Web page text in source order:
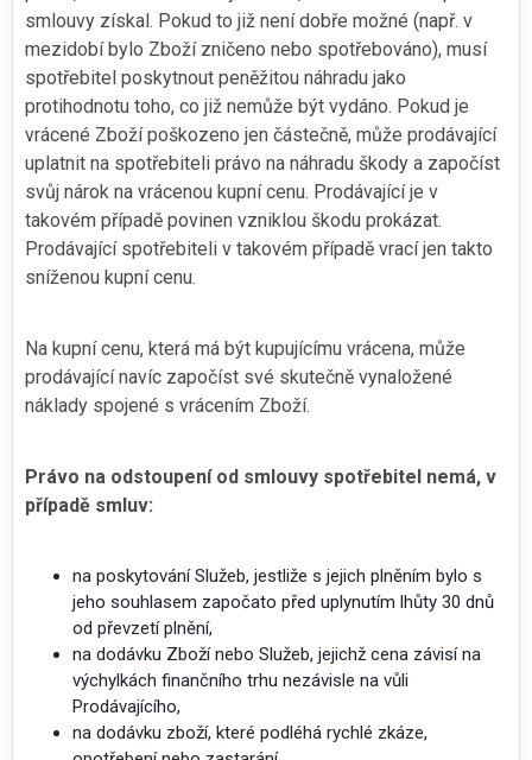
smlouvy získal. Pokud to již není dobře možné (např. v
mezidobí bylo Zboží zničeno nebo spotřebováno), musí
spotřebitel poskytnout peněžitou náhradu jako
protihodnotu toho, co již nemůže být vydáno. Pokud je
vrácené Zboží poškozeno jen částečně, může prodávající
uplatnit na spotřebiteli právo na náhradu škody a započíst
svůj nárok na vrácenou kupní cenu. Prodávající je v
takovém případě povinen vzniklou škodu prokázat.
Prodávající spotřebiteli v takovém případě vrací jen takto
sníženou kupní cenu.
Na kupní cenu, která má být kupujícímu vrácena, může
prodávající navíc započíst své skutečně vynaložené
náklady spojené s vrácením Zboží.
Právo na odstoupení od smlouvy spotřebitel nemá, v
případě smluv:
na poskytování Služeb, jestliže s jejich plněním bylo s
jeho souhlasem započato před uplynutím lhůty 30 dnů
od převzetí plnění,
na dodávku Zboží nebo Služeb, jejichž cena závisí na
výchylkách finančního trhu nezávisle na vůli
Prodávajícího,
na dodávku zboží, které podléhá rychlé zkáze,